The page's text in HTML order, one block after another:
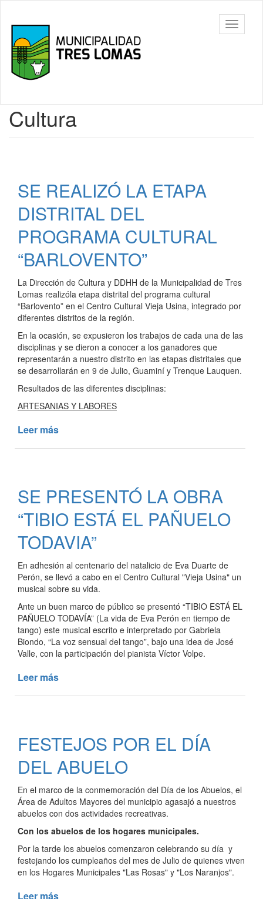
contenido
principal
Tres
Lomas
barra
Contenido
Cultura
SE REALIZÓ LA ETAPA
DISTRITAL DEL
PROGRAMA CULTURAL
“BARLOVENTO”
La Dirección de Cultura y DDHH de la Municipalidad de Tres
Lomas realizóla etapa distrital del programa cultural
“Barlovento” en el Centro Cultural Vieja Usina, integrado por
diferentes distritos de la región.
En la ocasión, se expusieron los trabajos de cada una de las
disciplinas y se dieron a conocer a los ganadores que
representarán a nuestro distrito en las etapas distritales que
se desarrollarán en 9 de Julio, Guaminí y Trenque Lauquen.
Resultados de las diferentes disciplinas:
ARTESANIAS Y LABORES
Leer más
DISTRITAL
DEL
PROGRAMA
CULTURAL
“BARLOVENTO”
SE PRESENTÓ LA OBRA
“TIBIO ESTÁ EL PAÑUELO
TODAVIA”
En adhesión al centenario del natalicio de Eva Duarte de
Perón, se llevó a cabo en el Centro Cultural "Vieja Usina" un
musical sobre su vida.
Ante un buen marco de público se presentó “TIBIO ESTÁ EL
PAÑUELO TODAVÍA” (La vida de Eva Perón en tiempo de
tango) este musical escrito e interpretado por Gabriela
Biondo, “La voz sensual del tango”, bajo una idea de José
Valle, con la participación del pianista Víctor Volpe.
Leer más
“TIBIO
ESTÁ
EL
TODAVIA”
FESTEJOS POR EL DÍA
DEL ABUELO
En el marco de la conmemoración del Día de los Abuelos, el
Área de Adultos Mayores del municipio agasajó a nuestros
abuelos con dos actividades recreativas.
Con los abuelos de los hogares municipales.
Por la tarde los abuelos comenzaron celebrando su día y
festejando los cumpleaños del mes de Julio de quienes viven
en los Hogares Municipales "Las Rosas" y "Los Naranjos".
Leer más